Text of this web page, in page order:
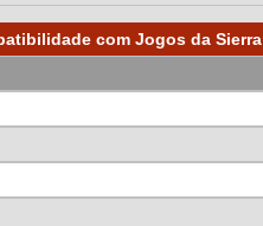
com Jogos da Sierra